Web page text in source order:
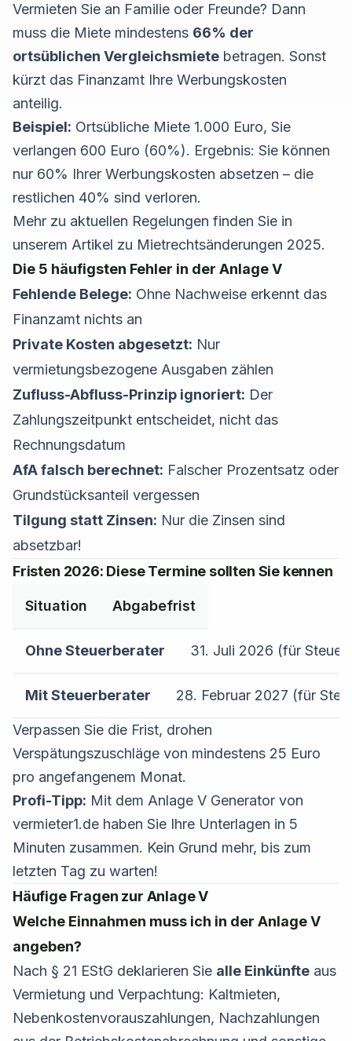
Vermieten Sie an Familie oder Freunde? Dann
muss die Miete mindestens 66% der
ortsüblichen Vergleichsmiete betragen. Sonst
kürzt das Finanzamt Ihre Werbungskosten
anteilig.
Beispiel: Ortsübliche Miete 1.000 Euro, Sie
verlangen 600 Euro (60%). Ergebnis: Sie können
nur 60% Ihrer Werbungskosten absetzen – die
restlichen 40% sind verloren.
Mehr zu aktuellen Regelungen finden Sie in
unserem Artikel zu Mietrechtsänderungen 2025.
Die 5 häufigsten Fehler in der Anlage V
Fehlende Belege: Ohne Nachweise erkennt das
Finanzamt nichts an
Private Kosten abgesetzt: Nur
vermietungsbezogene Ausgaben zählen
Zufluss-Abfluss-Prinzip ignoriert: Der
Zahlungszeitpunkt entscheidet, nicht das
Rechnungsdatum
AfA falsch berechnet: Falscher Prozentsatz oder
Grundstücksanteil vergessen
Tilgung statt Zinsen: Nur die Zinsen sind
absetzbar!
Fristen 2026: Diese Termine sollten Sie kennen
Situation Abgabefrist
Ohne Steuerberater 31. Juli 2026 (für
Mit Steuerberater 28. Februar 2027 (für
Verpassen Sie die Frist, drohen
Verspätungszuschläge von mindestens 25 Euro
pro angefangenem Monat.
Profi-Tipp: Mit dem Anlage V Generator von
vermieter1.de haben Sie Ihre Unterlagen in 5
Minuten zusammen. Kein Grund mehr, bis zum
letzten Tag zu warten!
Häufige Fragen zur Anlage V
Welche Einnahmen muss ich in der Anlage V
angeben?
Nach § 21 EStG deklarieren Sie alle Einkünfte aus
Vermietung und Verpachtung: Kaltmieten,
Nebenkostenvorauszahlungen, Nachzahlungen